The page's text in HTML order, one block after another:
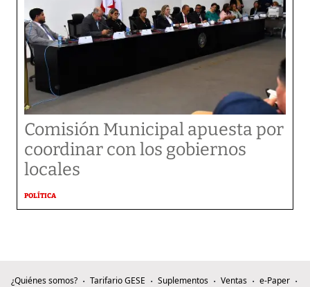
Comisión Municipal apuesta por
coordinar con los gobiernos
locales
POLÍTICA
¿Quiénes somos? Tarifario GESE Suplementos Ventas
e-Paper